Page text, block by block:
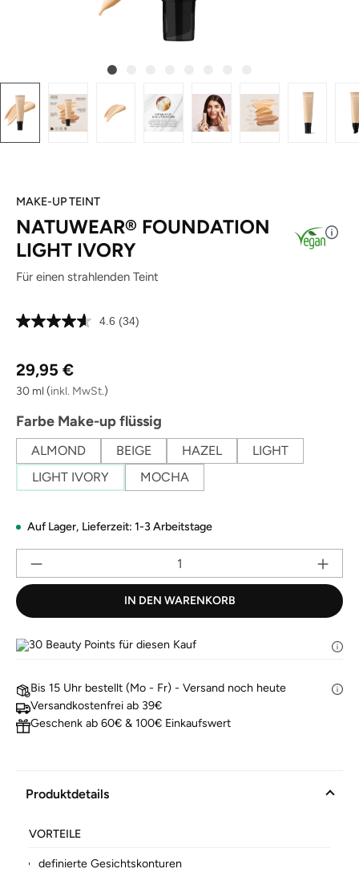
MAKE-UP TEINT
NATUWEAR® FOUNDATION
LIGHT IVORY
Für einen strahlenden Teint
4.6 34
(34)
Regulärer Preis:
29,95 €
30 ml (inkl. MwSt.)
Farbe Make-up flüssig
ALMOND BEIGE HAZEL
LIGHT
LIGHT IVORY
MOCHA
Auf Lager, Lieferzeit: 1-3 Arbeitstage
IN DEN WARENKORB
30 Beauty Points für diesen Kauf
Bis 15 Uhr bestellt (Mo - Fr) - Versand noch heute
Versandkostenfrei ab 39€
Geschenk ab 60€ & 100€ Einkaufswert
Produktdetails
VORTEILE
definierte Gesichtskonturen